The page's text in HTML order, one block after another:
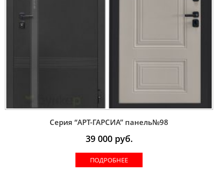
Серия “AРT-ГАРСИА” панель№98
39 000руб.
ПОДРОБНЕЕ